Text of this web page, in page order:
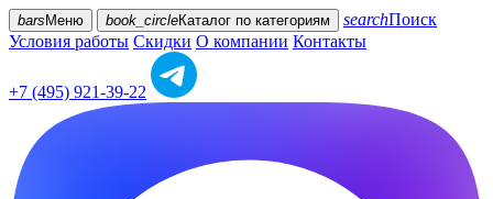
bars Меню book_circleКаталог по категориям searchПоиск
Условия работы Скидки О компании Контакты
+7 (495) 921-39-22